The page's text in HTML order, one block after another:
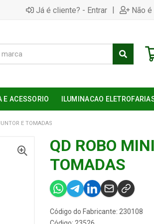
Já é cliente? - Entrar | Não
E ACESSORIO ILUMINACAO
E TOMADAS
QD ROBO
TOMADAS
Código do Fabricante: 230108